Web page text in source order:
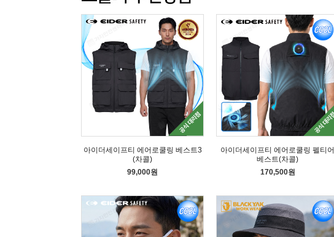
아이더세이프티 에어로쿨링 베스트3
(차콜)
99,000원
아이더세이프티 에어로쿨링 펠티어
베스트(차콜)
170,500원